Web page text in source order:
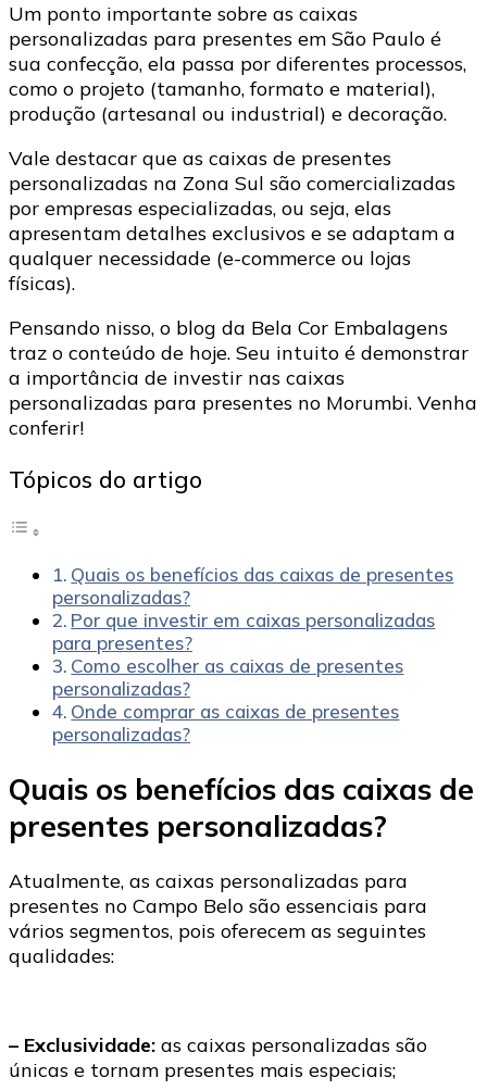
Um ponto importante sobre as caixas
personalizadas para presentes em São Paulo é
sua confecção, ela passa por diferentes processos,
como o projeto (tamanho, formato e material),
produção (artesanal ou industrial) e decoração.
Vale destacar que as caixas de presentes
personalizadas na Zona Sul são comercializadas
por empresas especializadas, ou seja, elas
apresentam detalhes exclusivos e se adaptam a
qualquer necessidade (e-commerce ou lojas
físicas).
Pensando nisso, o blog da Bela Cor Embalagens
traz o conteúdo de hoje. Seu intuito é demonstrar
a importância de investir nas caixas
personalizadas para presentes no Morumbi. Venha
conferir!
Tópicos do artigo
Quais os benefícios das caixas de presentes
personalizadas?
Por que investir em caixas personalizadas
para presentes?
Como escolher as caixas de presentes
personalizadas?
Onde comprar as caixas de presentes
personalizadas?
Quais os benefícios das caixas de
presentes personalizadas?
Atualmente, as caixas personalizadas para
presentes no Campo Belo são essenciais para
vários segmentos, pois oferecem as seguintes
qualidades:
– Exclusividade: as caixas personalizadas são
únicas e tornam presentes mais especiais;